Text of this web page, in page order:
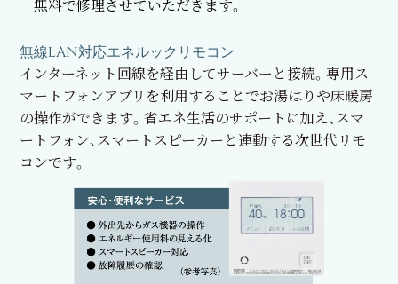
無料で修理させていただきます。
無線LAN対応エネルックリモコン
インターネット回線を経由してサーバーと接続。専用ス
マートフォンアプリを利用することでお湯はりや床暖房
の操作ができます。省エネ生活のサポートに加え、スマ
ートフォン、スマートスピーカーと連動する次世代リモ
コンです。